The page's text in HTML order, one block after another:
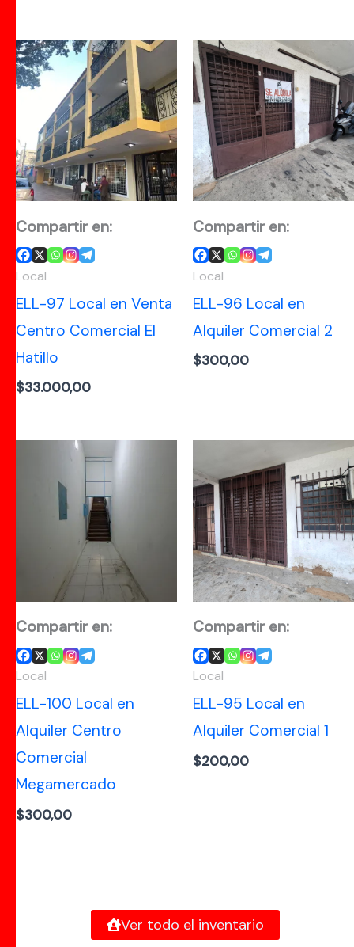
Compartir en:
Local
ELL-97 Local en Venta
Centro Comercial El
Hatillo
$33.000,00
Compartir en:
Local
ELL-96 Local en
Alquiler Comercial 2
$300,00
Compartir en:
Local
ELL-100 Local en
Alquiler Centro
Comercial
Megamercado
$300,00
Compartir en:
Local
ELL-95 Local en
Alquiler Comercial 1
$200,00
Ver todo el inventario